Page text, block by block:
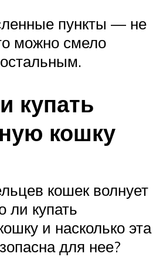
пункты — не
можно смело
купать
кошку
кошек волнует
ли купать
и насколько эта
для нее?